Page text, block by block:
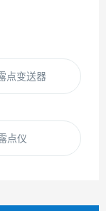
点变送器
点仪